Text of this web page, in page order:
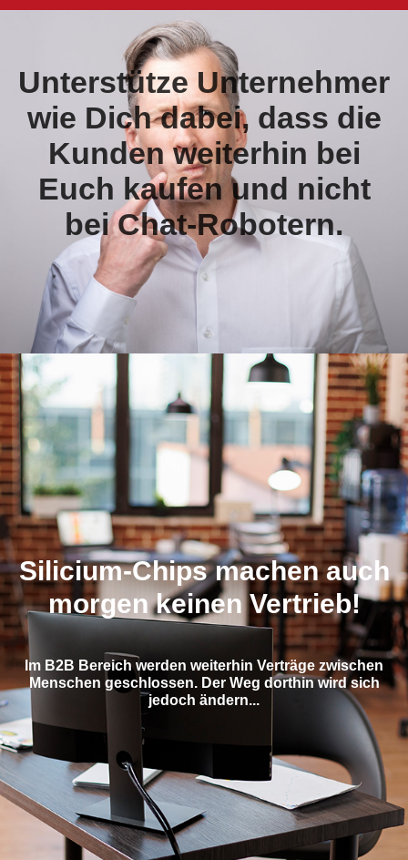
Unterstütze Unternehmer
wie Dich dabei, dass die
Kunden weiterhin bei
Euch kaufen und nicht
bei Chat-Robotern.
Silicium-Chips machen auch
morgen keinen Vertrieb!
Im B2B Bereich werden weiterhin Verträge zwischen
Menschen geschlossen. Der Weg dorthin wird sich
jedoch ändern...